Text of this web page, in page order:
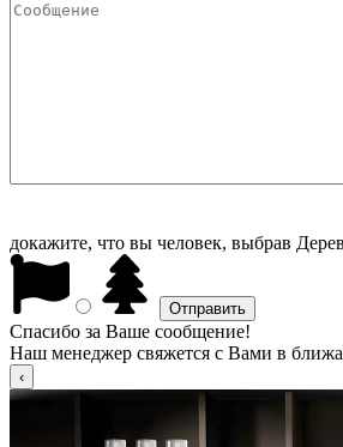
докажите, что вы человек, выбрав
Спасибо за Ваше сообщение!
Наш менеджер свяжется с Вами в